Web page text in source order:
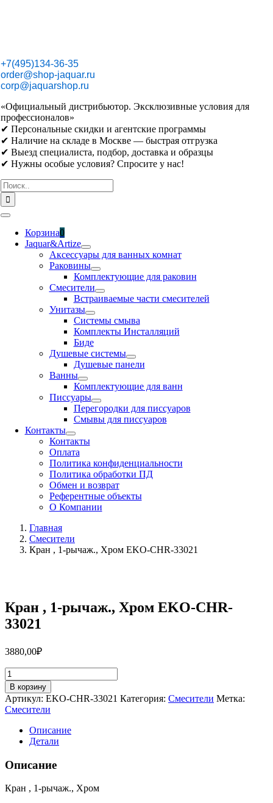
+7(495)134-36-35
order@shop-jaquar.ru
corp@jaquarshop.ru
«Официальный дистрибьютор. Эксклюзивные условия для
профессионалов»
✔ Персональные скидки и агентские программы
✔ Наличие на складе в Москве — быстрая отгрузка
✔ Выезд специалиста, подбор, доставка и образцы
✔ Нужны особые условия? Спросите у нас!
Результат
поиска:
Toggle
NavigationКорзина0
Jaquar&Artize
Аксессуары для ванных комнат
Раковины
Комплектующие для раковин
Смесители
Встраиваемые части смесителей
Унитазы
Системы смыва
Комплекты Инсталляций
Биде
Душевые системы
Душевые панели
Ванны
Комплектующие для ванн
Писсуары
Перегородки для писсуаров
Смывы для писсуаров
Контакты
Контакты
Оплата
Политика конфиденциальности
Политика обработки ПД
Обмен и возврат
Референтные объекты
О Компании
Главная
Смесители
Кран , 1-рычаж., Хром EKO-CHR-33021
Кран , 1-рычаж., Хром EKO-CHR-
33021
3880,00₽
Количество
товара
Кран
,
1-
рычаж.,
Хром
CHR-
33021
В корзину
Артикул: EKO-CHR-33021 Категория: Смесители Метка:
Смесители
Описание
Детали
Описание
Кран , 1-рычаж., Хром